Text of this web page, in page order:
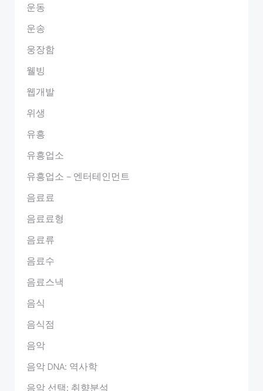
운동
운송
웅장함
웰빙
웹개발
위생
유흥
유흥업소
유흥업소 – 엔터테인먼트
음료료
음료료형
음료류
음료수
음료스낵
음식
음식점
음악
음악 DNA: 역사학
음악 선택: 취향분석